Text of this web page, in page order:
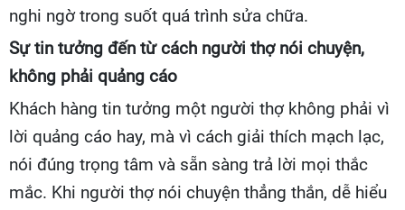
nghi ngờ trong suốt quá trình sửa chữa.
Sự tin tưởng đến từ cách người thợ nói chuyện,
không phải quảng cáo
Khách hàng tin tưởng một người thợ không phải vì
lời quảng cáo hay, mà vì cách giải thích mạch lạc,
nói đúng trọng tâm và sẵn sàng trả lời mọi thắc
mắc. Khi người thợ nói chuyện thẳng thắn, dễ hiểu